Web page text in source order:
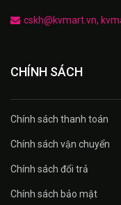
cskh@kvmart.vn,
CHÍNH SÁCH
Chính sách thanh toán
Chính sách vận chuyển
Chính sách đổi trả
Chính sách bảo mật